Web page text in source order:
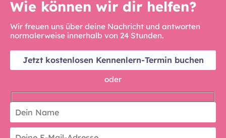
Wie können wir dir helfen?
Wir freuen uns über deine Nachricht und antworten
normalerweise innerhalb von 24 Stunden.
Jetzt kostenlosen Kennenlern-Termin buchen
oder